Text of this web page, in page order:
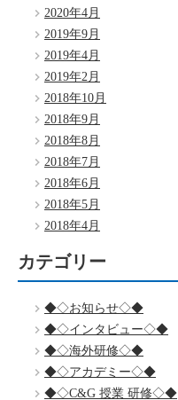
2020年4月
2019年9月
2019年4月
2019年2月
2018年10月
2018年9月
2018年8月
2018年7月
2018年6月
2018年5月
2018年4月
カテゴリー
◆◇お知らせ◇◆
◆◇インタビュー◇◆
◆◇海外研修◇◆
◆◇アカデミー◇◆
◆◇C&G 授業 研修◇◆